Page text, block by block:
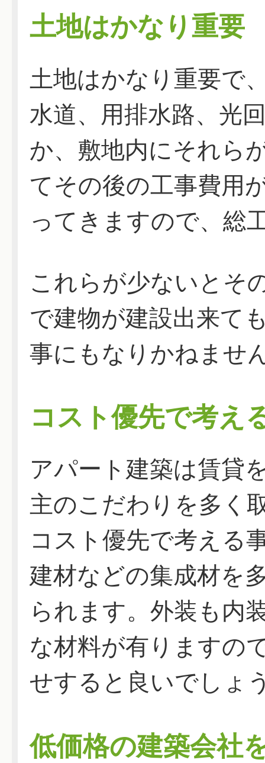
土地はかなり重要
土地はかなり重要で
水道、用排水路、光
か、敷地内にそれら
てその後の工事費用
ってきますので、総
これらが少ないとそ
で建物が建設出来て
事にもなりかねませ
コスト優先で考え
アパート建築は賃貸
主のこだわりを多く
コスト優先で考える
建材などの集成材を
られます。外装も内
な材料が有りますの
せすると良いでしょ
低価格の建築会社